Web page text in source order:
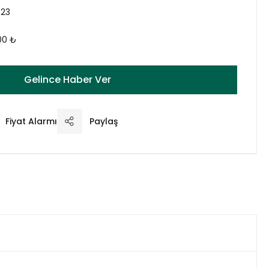
₺
Gelince Haber Ver
Fiyat Alarmı Paylaş